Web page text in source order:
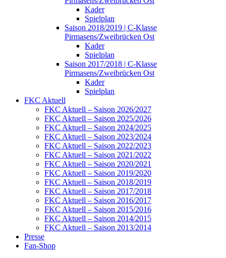
Kader
Spielplan
Saison 2018/2019 | C-Klasse
Pirmasens/Zweibrücken Ost
Kader
Spielplan
Saison 2017/2018 | C-Klasse
Pirmasens/Zweibrücken Ost
Kader
Spielplan
FKC Aktuell
FKC Aktuell – Saison 2026/2027
FKC Aktuell – Saison 2025/2026
FKC Aktuell – Saison 2024/2025
FKC Aktuell – Saison 2023/2024
FKC Aktuell – Saison 2022/2023
FKC Aktuell – Saison 2021/2022
FKC Aktuell – Saison 2020/2021
FKC Aktuell – Saison 2019/2020
FKC Aktuell – Saison 2018/2019
FKC Aktuell – Saison 2017/2018
FKC Aktuell – Saison 2016/2017
FKC Aktuell – Saison 2015/2016
FKC Aktuell – Saison 2014/2015
FKC Aktuell – Saison 2013/2014
Presse
Fan-Shop